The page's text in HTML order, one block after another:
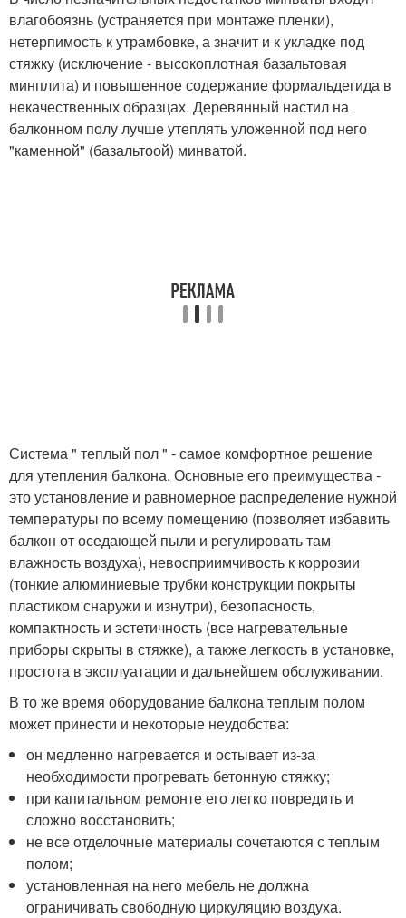
влагобоязнь (устраняется при монтаже пленки),
нетерпимость к утрамбовке, а значит и к укладке под
стяжку (исключение - высокоплотная базальтовая
минплита) и повышенное содержание формальдегида в
некачественных образцах. Деревянный настил на
балконном полу лучше утеплять уложенной под него
"каменной" (базальтоой) минватой.
Система " теплый пол " - самое комфортное решение
для утепления балкона. Основные его преимущества -
это установление и равномерное распределение нужной
температуры по всему помещению (позволяет избавить
балкон от оседающей пыли и регулировать там
влажность воздуха), невосприимчивость к коррозии
(тонкие алюминиевые трубки конструкции покрыты
пластиком снаружи и изнутри), безопасность,
компактность и эстетичность (все нагревательные
приборы скрыты в стяжке), а также легкость в установке,
простота в эксплуатации и дальнейшем обслуживании.
В то же время оборудование балкона теплым полом
может принести и некоторые неудобства:
он медленно нагревается и остывает из-за
необходимости прогревать бетонную стяжку;
при капитальном ремонте его легко повредить и
сложно восстановить;
не все отделочные материалы сочетаются с теплым
полом;
установленная на него мебель не должна
ограничивать свободную циркуляцию воздуха.